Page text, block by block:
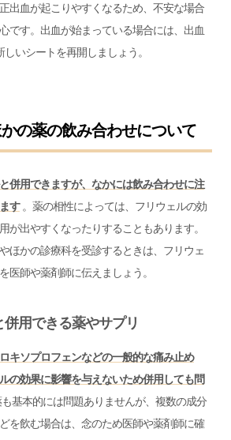
出血が起こりやすくなるため、不安な場合
です。出血が始まっている場合には、出血
いシートを再開しましょう。
の薬の飲み合わせについて
併用できますが、なかには飲み合わせに注
す。薬の相性によっては、フリウェルの効
が出やすくなったりすることもあります。
ほかの診療科を受診するときは、フリウェ
医師や薬剤師に伝えましょう。
併用できる薬やサプリ
キソプロフェンなどの一般的な痛み止め
の効果に影響を与えないため併用しても問
基本的には問題ありませんが、複数の成分
を飲む場合は、念のため医師や薬剤師に確